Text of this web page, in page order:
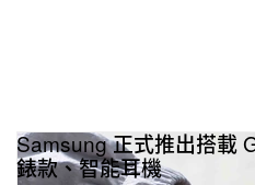
Samsung 正式推出搭載
錶款、智能耳機